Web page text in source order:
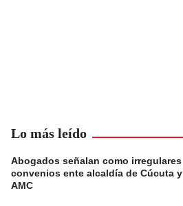
Lo más leído
Abogados señalan como irregulares
convenios ente alcaldía de Cúcuta y
AMC